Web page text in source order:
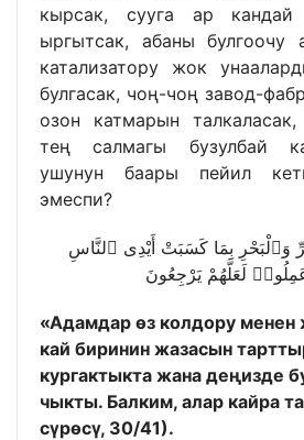
кырсак, сууга ар кандай
ыргытсак, абаны
катализатору жок
булгасак, чоң-чоң завод-
озон катмарын
тең салмагы бузулбай
ушунун баары пейил
эмеспи?
وَٱلْبَحْرِ بِمَا كَسَبَتْ أَيْدِى ٱلنَّاسِ
لَعَلَّهُمْ يَرْجِعُونَ
«Адамдар өз колдору менен
кай биринин жазасын
кургактыкта жана деңизде
чыкты. Балким, алар кайра
сүрөсү, 30/41).